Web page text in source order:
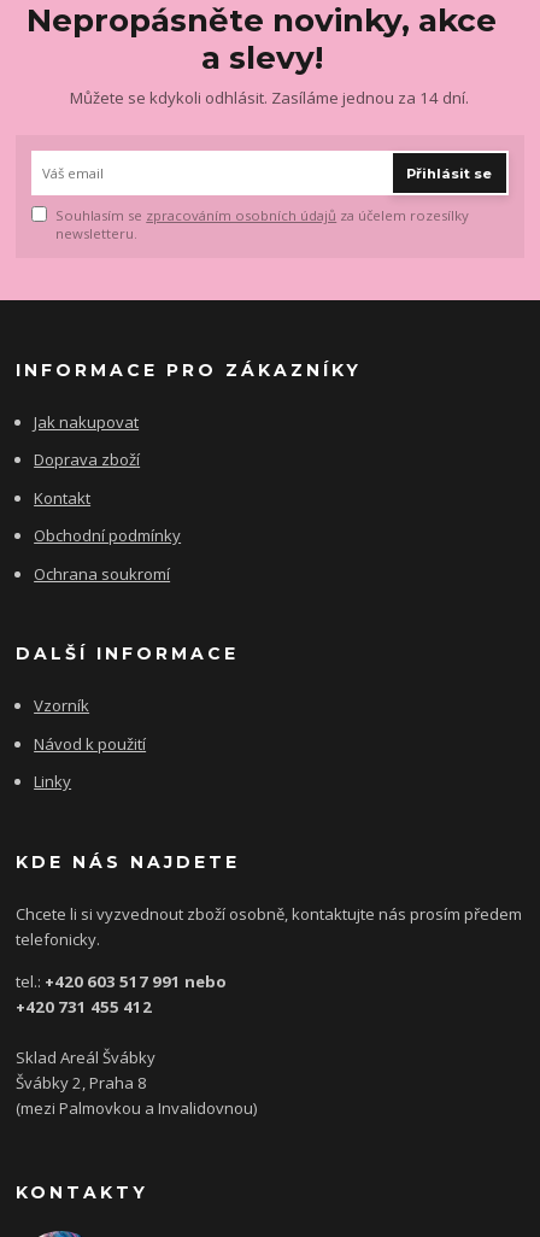
Nepropásněte novinky, akce
a slevy!
Můžete se kdykoli odhlásit. Zasíláme jednou za 14 dní.
Přihlásit se
Souhlasím se zpracováním osobních údajů za účelem rozesílky
newsletteru.
INFORMACE PRO ZÁKAZNÍKY
Jak nakupovat
Doprava zboží
Kontakt
Obchodní podmínky
Ochrana soukromí
DALŠÍ INFORMACE
Vzorník
Návod k použití
Linky
KDE NÁS NAJDETE
Chcete li si vyzvednout zboží osobně, kontaktujte nás prosím předem
telefonicky.
tel.: +420 603 517 991 nebo
+420 731 455 412
Sklad Areál Švábky
Švábky 2, Praha 8
(mezi Palmovkou a Invalidovnou)
KONTAKTY